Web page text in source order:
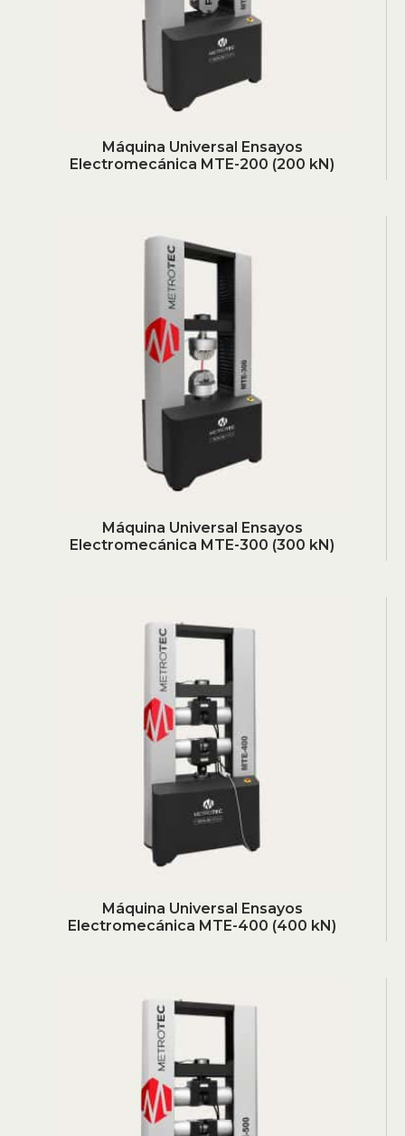
Máquina Universal Ensayos
Electromecánica MTE-200 (200 kN)
Máquina Universal Ensayos
Electromecánica MTE-300 (300 kN)
Máquina Universal Ensayos
Electromecánica MTE-400 (400 kN)